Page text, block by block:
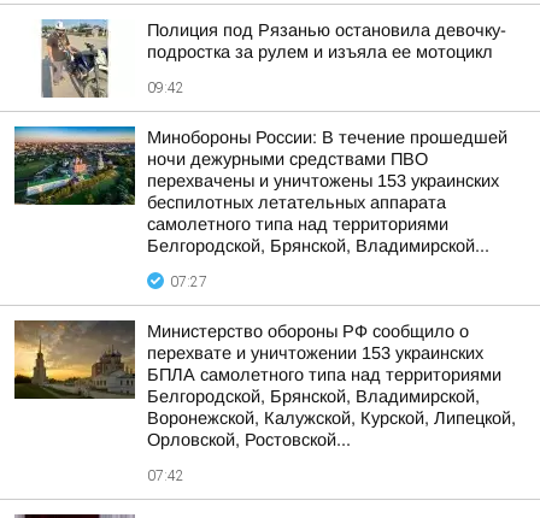
Полиция под Рязанью остановила девочку-
подростка за рулем и изъяла ее мотоцикл
09:42
Минобороны России: В течение прошедшей
ночи дежурными средствами ПВО
перехвачены и уничтожены 153 украинских
беспилотных летательных аппарата
самолетного типа над территориями
Белгородской, Брянской, Владимирской...
07:27
Министерство обороны РФ сообщило о
перехвате и уничтожении 153 украинских
БПЛА самолетного типа над территориями
Белгородской, Брянской, Владимирской,
Воронежской, Калужской, Курской, Липецкой,
Орловской, Ростовской...
07:42